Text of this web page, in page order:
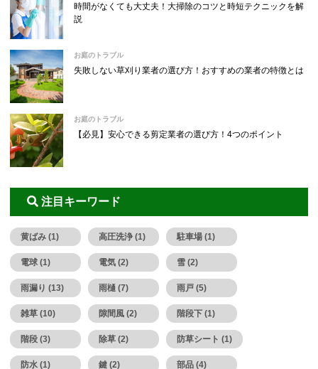
時間がなくても大丈夫！大掃除のコツと時短テクニックを解
説
お庭のトラブル
失敗しない草刈り業者の選び方！おすすめの業者の特徴とは
お庭のトラブル
【必見】安心できる剪定業者の選び方！4つのポイント
注目キーワード
黄ばみ (1) 高圧洗浄 (1) 駐車場 (1)
電球 (1) 電気 (2) 雪 (2)
雨漏り (13) 雨樋 (7) 雨戸 (5)
雑草 (10) 隙間風 (2) 階段下 (1)
階段 (3) 除草 (2) 防草シート (1)
防水 (1) 鍵 (2) 部品 (4)